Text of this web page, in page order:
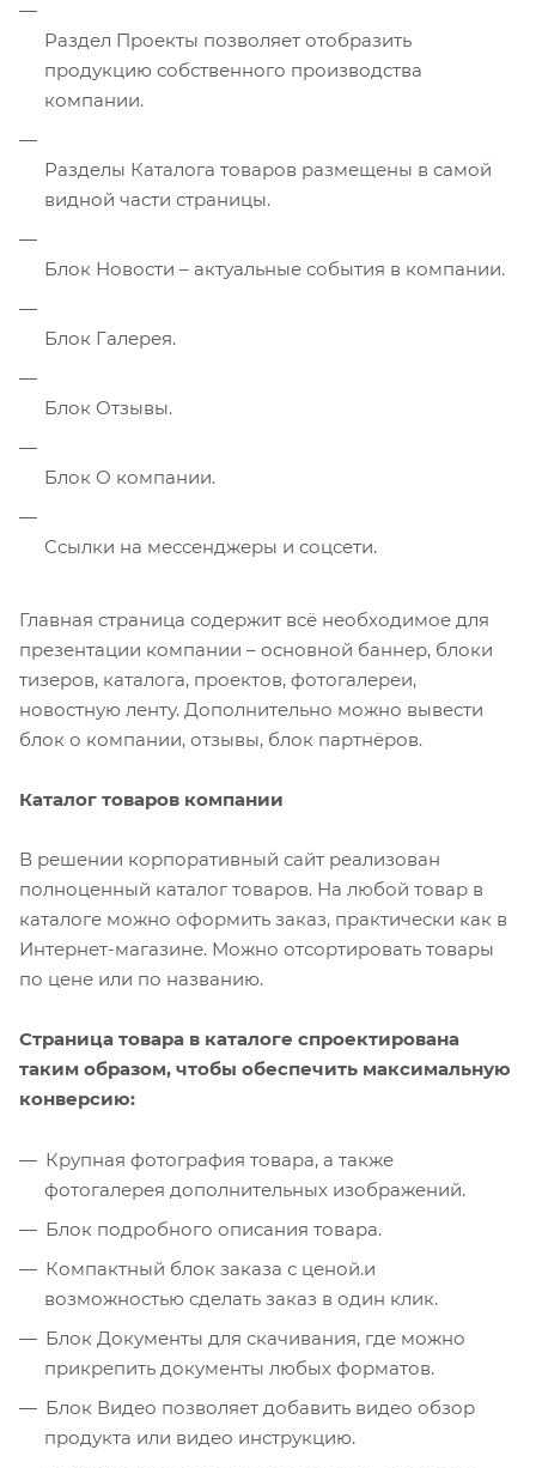
Раздел Проекты позволяет отобразить
продукцию собственного производства
компании.
Разделы Каталога товаров размещены в самой
видной части страницы.
Блок Новости – актуальные события в компании.
Блок Галерея.
Блок Отзывы.
Блок О компании.
Ссылки на мессенджеры и соцсети.
Главная страница содержит всё необходимое для
презентации компании – основной баннер, блоки
тизеров, каталога, проектов, фотогалереи,
новостную ленту. Дополнительно можно вывести
блок о компании, отзывы, блок партнёров.
Каталог товаров компании
В решении корпоративный сайт реализован
полноценный каталог товаров. На любой товар в
каталоге можно оформить заказ, практически как в
Интернет-магазине. Можно отсортировать товары
по цене или по названию.
Страница товара в каталоге спроектирована
таким образом, чтобы обеспечить максимальную
конверсию:
Крупная фотография товара, а также
фотогалерея дополнительных изображений.
Блок подробного описания товара.
Компактный блок заказа с ценой.и
возможностью сделать заказ в один клик.
Блок Документы для скачивания, где можно
прикрепить документы любых форматов.
Блок Видео позволяет добавить видео обзор
продукта или видео инструкцию.